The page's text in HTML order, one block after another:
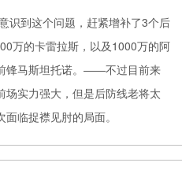
识到这个问题，赶紧增补了3个后
万的卡雷拉斯，以及1000万的阿
锋马斯坦托诺。——不过目前来
实力强大，但是后防线老将太
临捉襟见肘的局面。